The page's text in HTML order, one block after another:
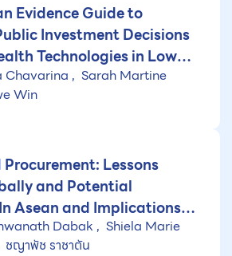
Evidence Guide to
Investment Decisions
Technologies in Low-
Countries
Chavarina
Win
Lessons
and Potential
Asean and Implications
Dabak
ชญาพัช ราชาตัน